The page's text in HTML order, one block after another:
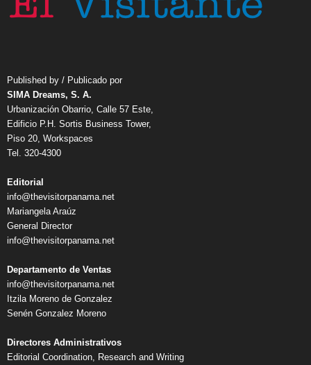
Published by / Publicado por
SIMA Dreams, S. A.
Urbanización Obarrio, Calle 57 Este,
Edificio P.H. Sortis Business Tower,
Piso 20, Workspaces
Tel. 320-4300
Editorial
info@thevisitorpanama.net
Mariangela Araúz
General Director
info@thevisitorpanama.net
Departamento de Ventas
info@thevisitorpanama.net
Itzila Moreno de Gonzalez
Senén Gonzalez Moreno
Directores Administrativos
Editorial Coordination, Research and Writing